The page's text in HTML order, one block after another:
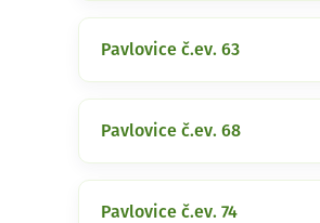
Pavlovice č.ev. 63
Pavlovice č.ev. 68
Pavlovice č.ev. 74